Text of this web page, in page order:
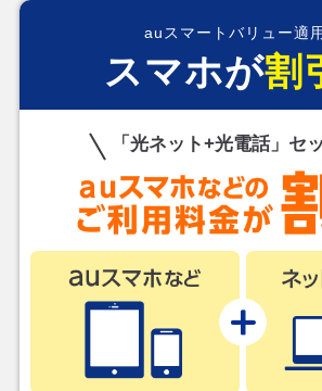
auスマートバリュー適
スマホが割
「光ネット+光電話」セ